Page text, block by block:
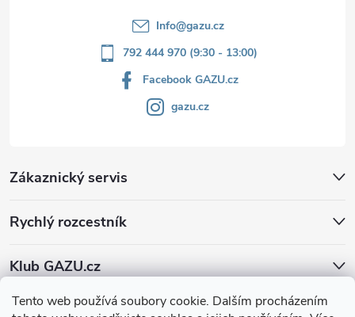
Tento web používá soubory cookie. Dalším procházením
Info@gazu.cz
792 444 970 (9:30 - 13:00)
Facebook GAZU.cz
gazu.cz
Zákaznický servis
Rychlý rozcestník
Klub GAZU.cz